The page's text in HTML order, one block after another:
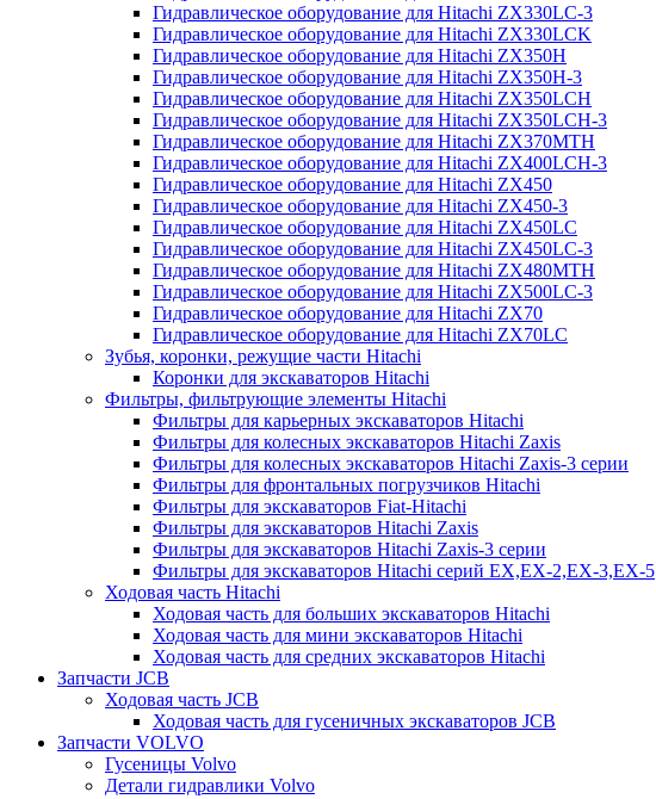
Гидравлическое оборудование для Hitachi ZX330LC-3
Гидравлическое оборудование для Hitachi ZX330LCK
Гидравлическое оборудование для Hitachi ZX350H
Гидравлическое оборудование для Hitachi ZX350H-3
Гидравлическое оборудование для Hitachi ZX350LCH
Гидравлическое оборудование для Hitachi ZX350LCH-3
Гидравлическое оборудование для Hitachi ZX370MTH
Гидравлическое оборудование для Hitachi ZX400LCH-3
Гидравлическое оборудование для Hitachi ZX450
Гидравлическое оборудование для Hitachi ZX450-3
Гидравлическое оборудование для Hitachi ZX450LC
Гидравлическое оборудование для Hitachi ZX450LC-3
Гидравлическое оборудование для Hitachi ZX480MTH
Гидравлическое оборудование для Hitachi ZX500LC-3
Гидравлическое оборудование для Hitachi ZX70
Гидравлическое оборудование для Hitachi ZX70LC
Зубья, коронки, режущие части Hitachi
Коронки для экскаваторов Hitachi
Фильтры, фильтрующие элементы Hitachi
Фильтры для карьерных экскаваторов Hitachi
Фильтры для колесных экскаваторов Hitachi Zaxis
Фильтры для колесных экскаваторов Hitachi Zaxis-3 серии
Фильтры для фронтальных погрузчиков Hitachi
Фильтры для экскаваторов Fiat-Hitachi
Фильтры для экскаваторов Hitachi Zaxis
Фильтры для экскаваторов Hitachi Zaxis-3 серии
Фильтры для экскаваторов Hitachi серий EX,EX-2,EX-3,EX-5
Ходовая часть Hitachi
Ходовая часть для больших экскаваторов Hitachi
Ходовая часть для мини экскаваторов Hitachi
Ходовая часть для средних экскаваторов Hitachi
Запчасти JCB
Ходовая часть JCB
Ходовая часть для гусеничных экскаваторов JCB
Запчасти VOLVO
Гусеницы Volvo
Детали гидравлики Volvo